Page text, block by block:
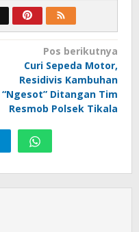
Pos berikutnya
Curi Sepeda Motor,
Residivis Kambuhan
“Ngesot” Ditangan Tim
Resmob Polsek Tikala